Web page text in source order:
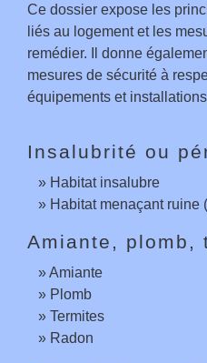
Ce dossier expose les
liés au logement et les
remédier. Il donne
mesures de sécurité à
équipements et
Insalubrité ou
Habitat insalubre
Habitat menaçant ruine
Amiante, plomb,
Amiante
Plomb
Termites
Radon